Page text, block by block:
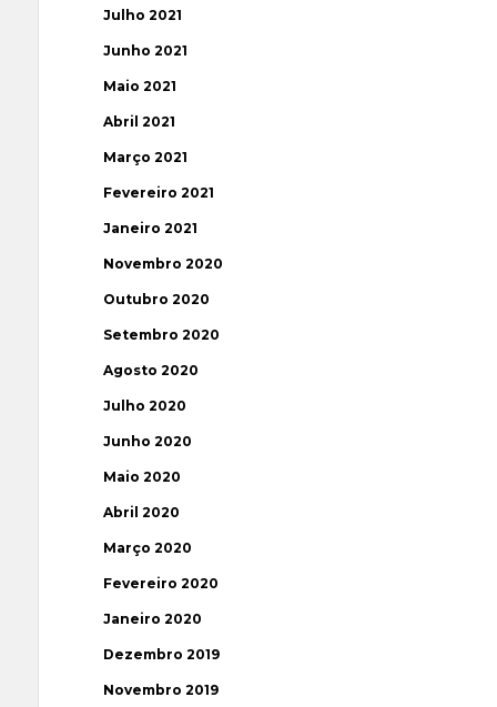
Julho 2021
Junho 2021
Maio 2021
Abril 2021
Março 2021
Fevereiro 2021
Janeiro 2021
Novembro 2020
Outubro 2020
Setembro 2020
Agosto 2020
Julho 2020
Junho 2020
Maio 2020
Abril 2020
Março 2020
Fevereiro 2020
Janeiro 2020
Dezembro 2019
Novembro 2019